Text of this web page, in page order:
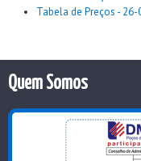
Tabela de Preços -
Quem Somos